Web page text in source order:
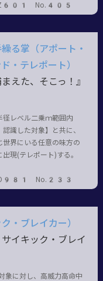
No.405
る掌（アポート・
・テレポート）
まえた、そこっ！』
径レベル二乗ｍ範囲内
認識した対象】と共に、
世界にいる任意の味方の
出現(テレポート)する。
No.233
・ブレイカー）
イキック・ブレイ
象に対し、高威力高命中